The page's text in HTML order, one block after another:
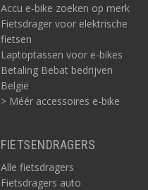
Accu e-bike zoeken op merk
Fietsdrager voor elektrische
fietsen
Laptoptassen voor e-bikes
Betaling Bebat bedrijven
België
> Méér accessoires e-bike
FIETSENDRAGERS
Alle fietsdragers
Fietsdragers auto